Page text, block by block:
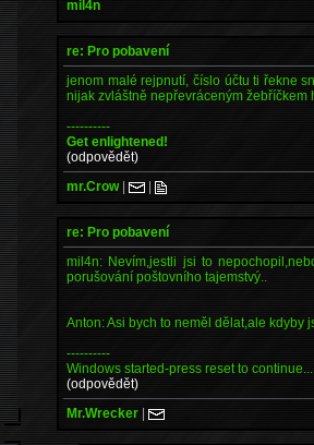
mil4n
re: Pro pobavení
jenom malé rejpnutí, číslo účtu ti řekne
nijak zvláštně nepřevráceným žebříčkem
----------
Get enlightened!
(odpovědět)
mr.Crow| |
re: Pro pobavení
mil4n: Nevím,jestli jsi to
porušování poštovního tajemstvý..
Anton: Asi bych to neměl dělat,ale kdyby
----------
Windows started-press reset to continue...
(odpovědět)
Mr.Wrecker |